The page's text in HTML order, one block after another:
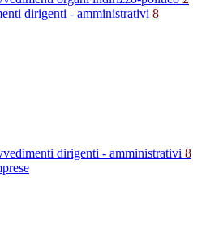
dirigenti - amministrativi 8
dirigenti - amministrativi 8